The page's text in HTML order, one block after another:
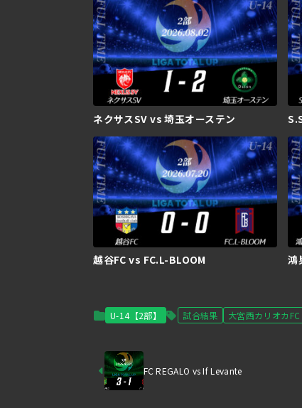
ネクサスSV vs 埼玉オーステン
越谷FC vs FC.L-BLOOM 鴻
U-14【2部】 試合結果 大宮西カリオカFC
FC REGALO vs If Levante